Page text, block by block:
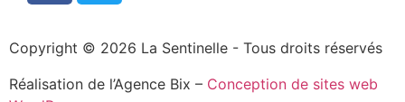
Copyright © 2026 La Sentinelle - Tous droits réservés
Réalisation de l’Agence Bix – Conception de sites web